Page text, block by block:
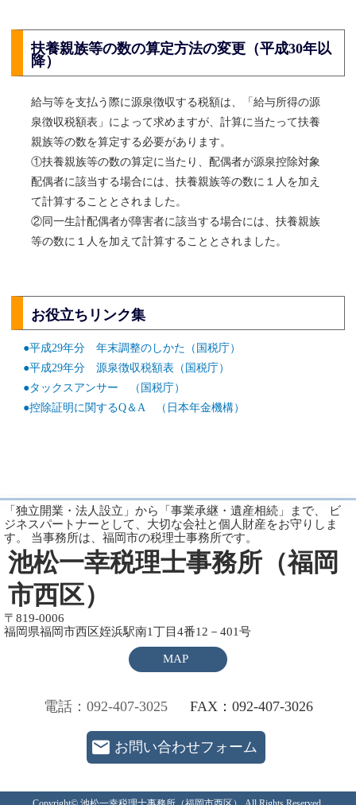
扶養親族等の数の算定方法の変更（平成30年以
降）
給与等を支払う際に源泉徴収する税額は、「給与所得の源
泉徴収税額表」によって求めますが、計算に当たって扶養
親族等の数を算定する必要があります。
①扶養親族等の数の算定に当たり、配偶者が源泉控除対象
配偶者に該当する場合には、扶養親族等の数に１人を加え
て計算することとされました。
②同一生計配偶者が障害者に該当する場合には、扶養親族
等の数に１人を加えて計算することとされました。
お役立ちリンク集
●平成29年分 年末調整のしかた（国税庁）
●平成29年分 源泉徴収税額表（国税庁）
●タックスアンサー （国税庁）
●控除証明に関するQ＆A （日本年金機構）
「独立開業・法人設立」から「事業承継・遺産相続」まで、 ビ
ジネスパートナーとして、大切な会社と個人財産をお守りしま
す。 当事務所は、福岡市の税理士事務所です。
池松一幸税理士事務所（福岡
市西区）
〒819-0006
福岡県福岡市西区姪浜駅南1丁目4番12－401号
MAP
電話：092-407-3025 FAX：092-407-3026
お問い合わせフォーム